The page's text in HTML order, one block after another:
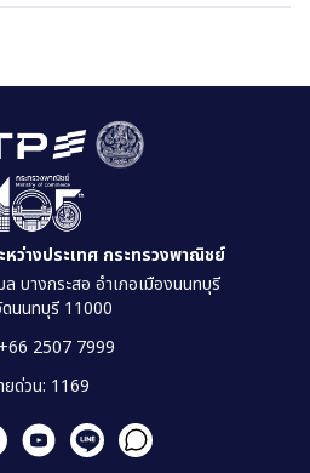
หว่างประเทศ กระทรวงพาณิชย์
บางกระสอ อำเภอเมืองนนทบุรี
นนทบุรี 11000
+66 2507 7999
ยด่วน: 1169